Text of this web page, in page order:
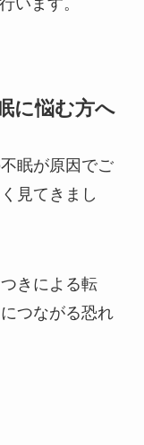
に悩む方へ
眠が原因でご
見てきまし
きによる転
つながる恐れ